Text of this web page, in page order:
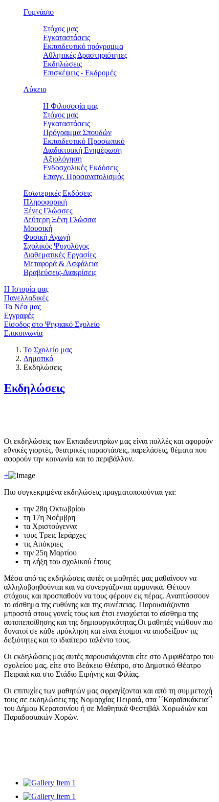
Γυμνάσιο
Στόχος μας
Εγκαταστάσεις
Εκπαιδευτικό πρόγραμμα
Αθλητικές Δραστηριότητες
Εκδηλώσεις
Επισκέψεις - Εκδρομές
Λύκειο
Η Φιλοσοφία μας
Στόχος μας
Εγκαταστάσεις
Πρόγραμμα Σπουδών
Εκπαιδευτικό Προσωπικό
Διαδικτυακή Ενημέρωση
Αξιολόγηση
Ενδοσχολικές Εκδόσεις
Επαγγ. Προσανατολισμός
Εσωτερικές Εκδόσεις
Πληροφορική
Ξένες Γλώσσες
Δεύτερη Ξένη Γλώσσα
Μουσική
Φυσική Αγωγή
Σχολικός Ψυχολόγος
Διαθεματικές Εργασίες
Μεταφορά & Ασφάλεια
Βραβεύσεις-Διακρίσεις
Η Ιστορία μας
Πανελλαδικές
Τα Νέα μας
Εγγραφές
Είσοδος στο Ψηφιακό Σχολείο
Επικοινωνία
Το Σχολείο μας
Δημοτικό
Εκδηλώσεις
Εκδηλώσεις
Οι εκδηλώσεις των Εκπαιδευτηρίων μας είναι πολλές και αφορούν
εθνικές γιορτές, θεατρικές παραστάσεις, παρελάσεις, θέματα που
αφορούν την κοινωνία και το περιβάλλον.
+
Πιο συγκεκριμένα εκδηλώσεις πραγματοποιούνται για:
την 28η Οκτωβρίου
τη 17η Νοέμβρη
τα Χριστούγεννα
τους Τρεις Ιεράρχες
τις Απόκριες
την 25η Μαρτίου
τη λήξη του σχολικού έτους
Μέσα από τις εκδηλώσεις αυτές οι μαθητές μας μαθαίνουν να
αλληλοβοηθούνται και να συνεργάζονται αρμονικά. Θέτουν
στόχους και προσπαθούν να τους φέρουν εις πέρας. Αναπτύσσουν
το αίσθημα της ευθύνης και της συνέπειας. Παρουσιάζονται
μπροστά στους γονείς τους και έτσι ενισχύεται το αίσθημα της
αυτοπεποίθησης και της δημιουργικότητας.Οι μαθητές νιώθουν πιο
δυνατοί σε κάθε πρόκληση και είναι έτοιμοι να αποδείξουν τις
δεξιότητες και το ιδιαίτερο ταλέντο τους.
Οι εκδηλώσεις μας αυτές παρουσιάζονται είτε στο Αμφιθέατρο του
σχολείου μας, είτε στο Βεάκειο Θέατρο, στο Δημοτικό Θέατρο
Πειραιά και στο Στάδιο Ειρήνης και Φιλίας.
Οι επιτυχίες των μαθητών μας σφραγίζονται και από τη συμμετοχή
τους σε εκδηλώσεις της Νομαρχίας Πειραιά, στα ΄΄Καραϊσκάκεια΄΄
του Δήμου Κερατσινίου ή σε Μαθητικά Φεστιβάλ Χορωδιών και
Παραδοσιακών Χορών.